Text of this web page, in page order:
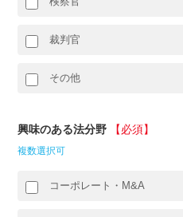
裁判官
その他
興味のある法分野 【必須】
複数選択可
コーポレート・M&A